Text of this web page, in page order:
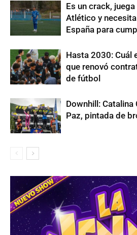
Es un crack,
Atlético y
España para
Hasta 2030: Cuál
que renovó
de fútbol
Downhill: Catalina
Paz, pintada de